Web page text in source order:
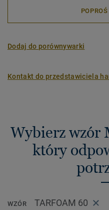
Dodaj do porównywarki
Kontakt do przedstawiciela
Wybierz wzór
który
WZÓR TARFOAM 60